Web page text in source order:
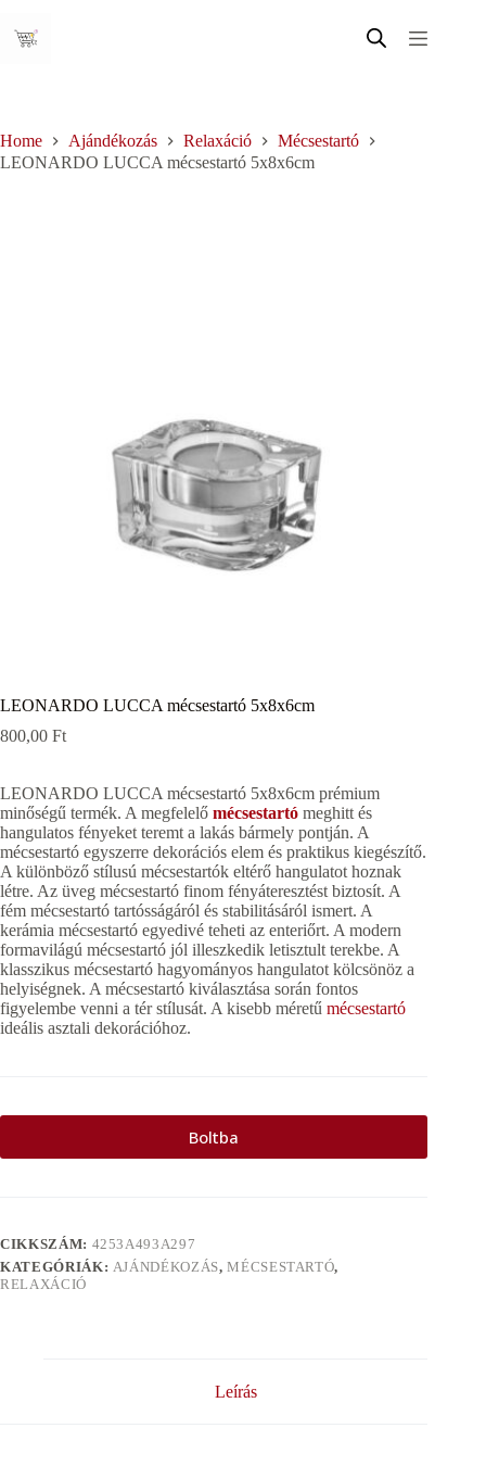
content
Home Ajándékozás Relaxáció
Mécsestartó
LEONARDO LUCCA mécsestartó 5x8x6cm
LEONARDO LUCCA mécsestartó 5x8x6cm
800,00 Ft
LEONARDO LUCCA mécsestartó 5x8x6cm prémium
minőségű termék. A megfelelő mécsestartó meghitt és
hangulatos fényeket teremt a lakás bármely pontján. A
mécsestartó egyszerre dekorációs elem és praktikus kiegészítő.
A különböző stílusú mécsestartók eltérő hangulatot hoznak
létre. Az üveg mécsestartó finom fényáteresztést biztosít. A
fém mécsestartó tartósságáról és stabilitásáról ismert. A
kerámia mécsestartó egyedivé teheti az enteriőrt. A modern
formavilágú mécsestartó jól illeszkedik letisztult terekbe. A
klasszikus mécsestartó hagyományos hangulatot kölcsönöz a
helyiségnek. A mécsestartó kiválasztása során fontos
figyelembe venni a tér stílusát. A kisebb méretű mécsestartó
ideális asztali dekorációhoz.
Boltba
CIKKSZÁM: 4253A493A297
KATEGÓRIÁK: AJÁNDÉKOZÁS,MÉCSESTARTÓ,
RELAXÁCIÓ
Leírás